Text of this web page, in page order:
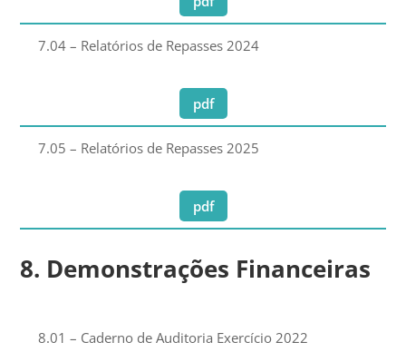
7.04 – Relatórios de Repasses 2024
pdf
7.05 – Relatórios de Repasses 2025
pdf
8. Demonstrações Financeiras
8.01 – Caderno de Auditoria Exercício 2022